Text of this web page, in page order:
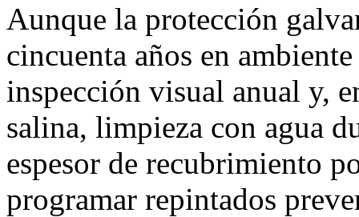
Aunque la protección
cincuenta años en
inspección visual anual y,
salina, limpieza con agua
espesor de recubrimiento
programar repintados